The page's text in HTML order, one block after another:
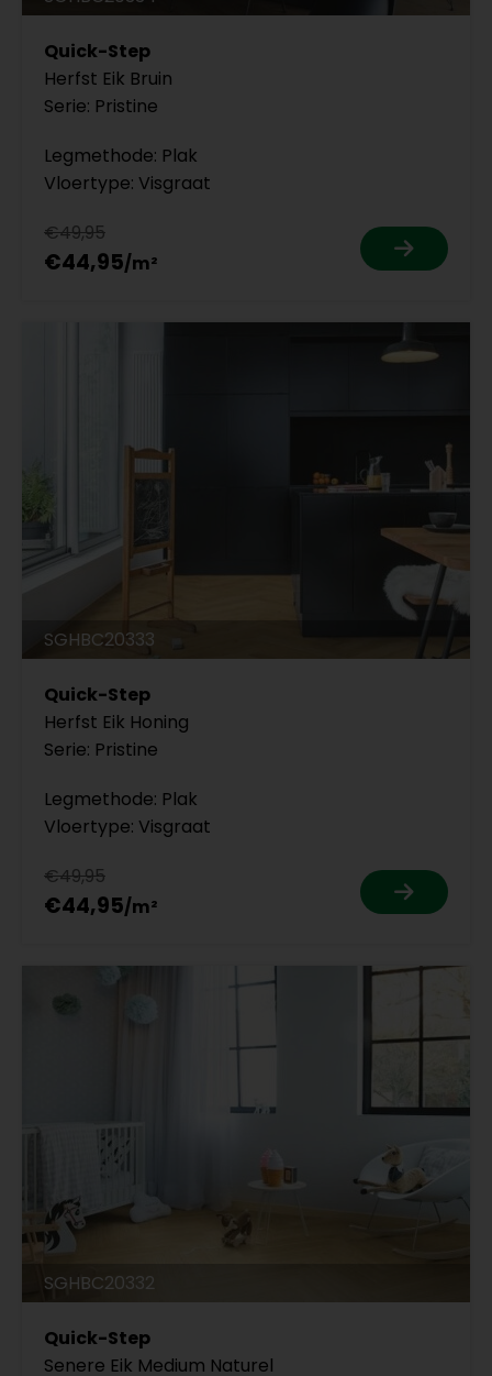
Quick-Step
Herfst Eik Bruin
Serie: Pristine
Legmethode: Plak
Vloertype: Visgraat
€49,95
€44,95
SGHBC20333
Quick-Step
Herfst Eik Honing
Serie: Pristine
Legmethode: Plak
Vloertype: Visgraat
€49,95
€44,95
SGHBC20332
Quick-Step
Senere Eik Medium Naturel